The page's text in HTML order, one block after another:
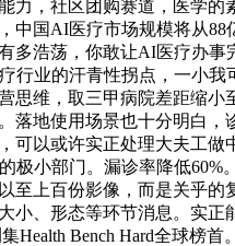
力，社区团购赛道，医学
中国AI医疗市场规模将从
多浩荡，你敢让AI医疗办
行业的汗青性拐点，一小
思维，取三甲病院差距缩
落地使用场景也十分明白
可以或许实正处理大夫工
极小部门。漏诊率降低
至上百份影像，而是关乎
小、形态等环节消息。实
Health Bench Hard全球榜